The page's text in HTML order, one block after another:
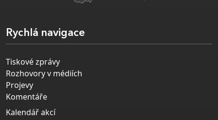
Rychlá navigace
Tiskové zprávy
Rozhovory v médiích
Projevy
Komentáře
Kalendář akcí